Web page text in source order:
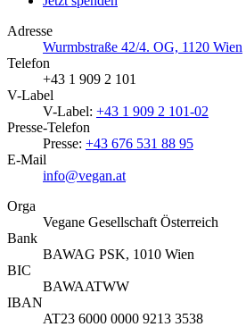
Adresse
Wurmbstraße 42/4. OG, 1120 Wien
Telefon
+43 1 909 2 101
V-Label
V-Label: +43 1 909 2 101-02
Presse-Telefon
Presse: +43 676 531 88 95
E-Mail
info@vegan.at
Orga
Vegane Gesellschaft Österreich
Bank
BAWAG PSK, 1010 Wien
BIC
BAWAATWW
IBAN
AT23 6000 0000 9213 3538